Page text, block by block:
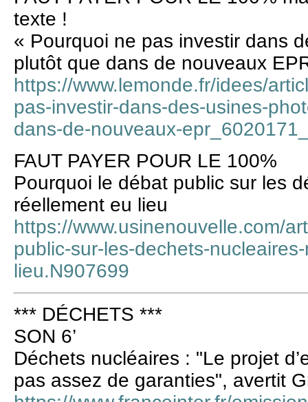
texte !
« Pourquoi ne pas investir dans
plutôt que dans de nouveaux
https://www.lemonde.fr/idees/
pas-investir-dans-des-usines-
dans-de-nouveaux-
FAUT PAYER POUR LE 100%
Pourquoi le débat public sur les
réellement eu lieu
https://www.usinenouvelle.com/
public-sur-les-dechets-
lieu.N907699
*** DÉCHETS ***
SON 6’
Déchets nucléaires : "Le projet
pas assez de garanties", avertit